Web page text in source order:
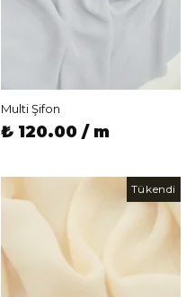
Multi Şifon
₺ 120.00 / m
Tükendi